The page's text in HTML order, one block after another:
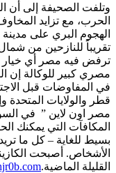
وتلفت الصحيفة إلى أن
الحرب، مع تزايد
الهجوم البري على
تقريباً للنازحين من
ترفض فيه مصر أي خيار
مصري كبير للوكالة إن
في المفاوضات قبل
قطر والولايات المتحدة
مصر اون لاين ” في
المكافآت التي يمكنك
بسيط للغاية – كل ما
الأشخاص. أصبحت
القليلة الماضية.